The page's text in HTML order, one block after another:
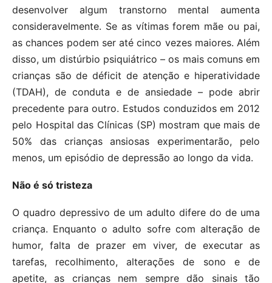
desenvolver algum transtorno mental aumenta
consideravelmente. Se as vítimas forem mãe ou pai,
as chances podem ser até cinco vezes maiores. Além
disso, um distúrbio psiquiátrico – os mais comuns em
crianças são de déficit de atenção e hiperatividade
(TDAH), de conduta e de ansiedade – pode abrir
precedente para outro. Estudos conduzidos em 2012
pelo Hospital das Clínicas (SP) mostram que mais de
50% das crianças ansiosas experimentarão, pelo
menos, um episódio de depressão ao longo da vida.
Não é só tristeza
O quadro depressivo de um adulto difere do de uma
criança. Enquanto o adulto sofre com alteração de
humor, falta de prazer em viver, de executar as
tarefas, recolhimento, alterações de sono e de
apetite, as crianças nem sempre dão sinais tão